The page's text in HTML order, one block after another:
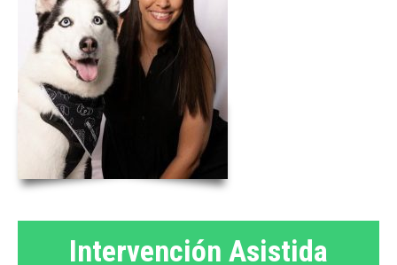
Intervención Asistida